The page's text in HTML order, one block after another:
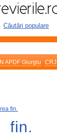
Căutări populare
APDF Giurgiu CRJ
fin.
fin.